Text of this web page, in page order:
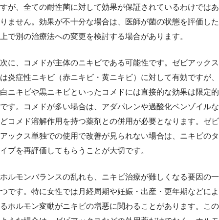
すが、全ての耐性菌に対して効果が保証されているわけではあ
りません。効果が不十分な場合は、医師が菌の状態を評価した
上で別の治療法への変更を検討する場合があります。
次に、コメドが主体のニキビである可能性です。ゼビアックス
は炎症性ニキビ（赤ニキビ・黄ニキビ）に対して有効ですが、
白ニキビや黒ニキビといったコメドには直接的な効果は限定的
です。コメドが多い場合は、アダパレンや過酸化ベンゾイルな
どコメド溶解作用を持つ薬剤との併用が必要となります。ゼビ
アックス単独での使用で改善が見られない場合は、ニキビのタ
イプを再評価してもらうことが大切です。
ホルモンバランスの乱れも、ニキビ治療が難しくなる要因の一
つです。特に女性では月経周期や妊娠・出産・更年期などによ
るホルモン変動がニキビの増悪に関わることがあります。この